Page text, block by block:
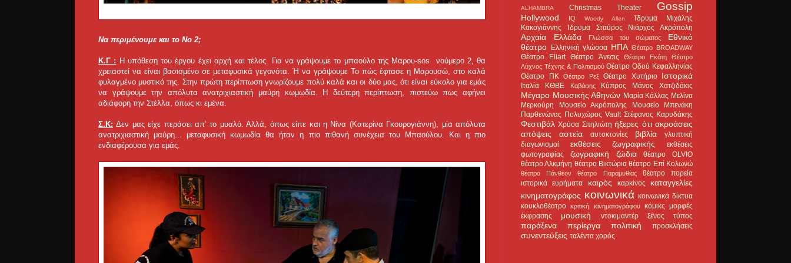
Να περιμένουμε και το Νο 2;
Κ.Γ : Η υπόθεση του έργου έχει αρχή και τέλος. Για να γράψουμε το μπαούλο της Μαρου-sos νούμερο 2, θα
χρειαστεί να είναι βασισμένο σε μεταφυσικά γεγονότα. Ή να γράψουμε Το πώς έφτασε η Μαρουσώ, στο καλά
φυλαγμένο μυστικό της. Στην πρώτη περίπτωση γνωρίζουμε πολύ καλά και οι δύο μας, ότι είναι εύκολο για εμάς
να γράψουμε την απόλυτα ανατριχιαστική μαύρη κωμωδία. Η δεύτερη περίπτωση, πιστεύω πως αφήνει
αδιάφορη την Στέλλα, όπως κι εμένα.
Σ.Κ: Δεν μας είχε περάσει απ’ το μυαλό. Αλλά, όπως είπε και η Νίνα (Κατερίνα Γκουρογιάννη), μία απόλυτα
ανατριχιαστική μαύρη... μεταφυσική κωμωδία θα ήταν η πιο πιθανή συνέχεια του Μπαούλου. Και η πιο
ενδιαφέρουσα για εμάς.
ALHAMBRA Christmas Theater Gossip
Hollywood IQ Woody Allen
Ίδρυμα Μιχάλης
Κακογιάννης
Ίδρυμα Σταύρος Νιάρχος Ακρόπολη
Αρχαία Ελλάδα Γλώσσα του σώματος
Εθνικό
θέατρο Ελληνική γλώσσα ΗΠΑ Θέατρο BROADWAY
Θέατρο Eliart Θέατρο Άνεσις Θέατρο Εκάτη
Θέατρο
Λύχνος Τέχνης & Πολιτισμού Θέατρο Οδού Κεφαλληνίας
Θέατρο ΠΚ
Θέατρο Ρεξ Θέατρο Χυτήριο Ιστορικά
Ιταλία ΚΘΒΕ Καβάφης Κύπρος Μάνος Χατζιδάκις
Μέγαρο Μουσικής Αθηνών Μαρία Κάλλας Μελίνα
Μερκούρη
Μουσείο Ακρόπολης
Μουσείο Μπενάκη
Παρθενώνας Πολυχώρος Vault Στέφανος Καρυδάκης
Φεστιβάλ Χρύσα Σπηλιώτη ήξερες ότι ακροάσεις
απόψεις
αστεία αυτοκτονίες βιβλία
γλυπτική
διαγωνισμοί
εκθέσεις ζωγραφικής
εκθέσεις
φωτογραφίας
ζωγραφική ζώδια
θέατρο OLVIO
θέατρο Αλκμήνη θέατρο Βικτώρια θέατρο Επί Κολωνώ
θέατρο Πάνθεον θέατρο Παραμυθίας
θέατρο πορεία
ιστορικά ευρήματα
καιρός καρκίνος
καταγγελίες
κινηματογράφος κοινωνικά κοινωνικά δίκτυα
κουκλοθέατρο
κριτική κινηματογράφου κόμικς μορφές
έκφρασης
μουσική ντοκιμαντέρ ξένος τύπος
παράξενα περίεργα πολιτική προσκλήσεις
συνεντεύξεις ταλέντα χορός